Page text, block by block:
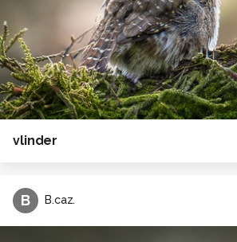
vlinder
B B.caz.